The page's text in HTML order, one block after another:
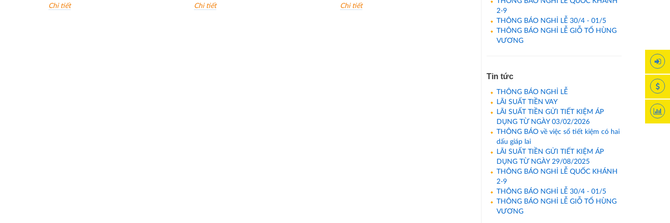
Chi tiết Chi tiết Chi tiết
2-9
THÔNG BÁO NGHỈ LỄ 30/4 - 01/5
THÔNG BÁO NGHỈ LỄ GIỖ TỔ HÙNG
VƯƠNG
Tin tức
THÔNG BÁO NGHỈ LỄ
LÃI SUẤT TIỀN VAY
LÃI SUẤT TIỀN GỬI TIẾT KIỆM ÁP
DỤNG TỪ NGÀY 03/02/2026
THÔNG BÁO về việc sổ tiết kiệm có hai
dấu giáp lai
LÃI SUẤT TIỀN GỬI TIẾT KIỆM ÁP
DỤNG TỪ NGÀY 29/08/2025
THÔNG BÁO NGHỈ LỄ QUỐC KHÁNH
2-9
THÔNG BÁO NGHỈ LỄ 30/4 - 01/5
THÔNG BÁO NGHỈ LỄ GIỖ TỔ HÙNG
VƯƠNG